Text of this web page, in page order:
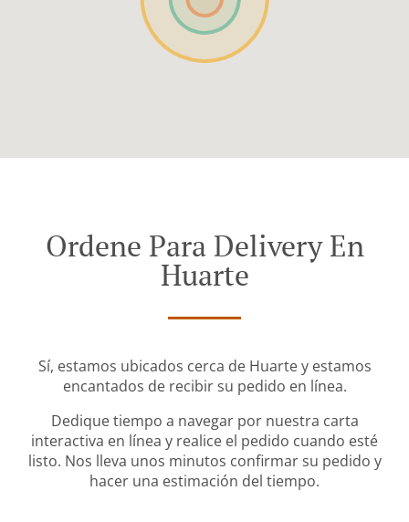
Ordene Para Delivery En
Huarte
Sí, estamos ubicados cerca de Huarte y estamos
encantados de recibir su pedido en línea.
Dedique tiempo a navegar por nuestra carta
interactiva en línea y realice el pedido cuando esté
listo. Nos lleva unos minutos confirmar su pedido y
hacer una estimación del tiempo.